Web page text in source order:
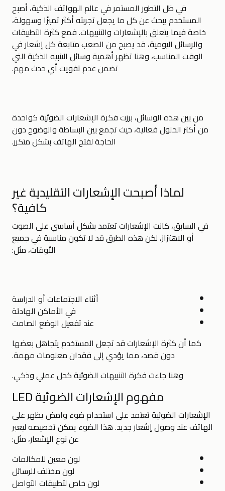
في ظل التطور المستمر في عالم الهواتف الذكية، أصبح
المستخدم يبحث عن كل ما يجعل تجربته أكثر تميزًا وسهولة،
خاصة فيما يتعلق بالإشعارات والتنبيهات. فمع كثرة التطبيقات
والرسائل اليومية، قد يصبح من الصعب متابعة كل إشعار في
الوقت المناسب، وهنا تظهر أهمية وسائل التنبيه الذكية التي
تضمن عدم تفويت أي حدث مهم.
من بين هذه الوسائل، برزت فكرة الإشعارات الضوئية كواحدة
من أكثر الحلول فعالية، حيث تجمع بين البساطة والوضوح دون
الحاجة لفتح الهاتف بشكل متكرر.
لماذا أصبحت الإشعارات التقليدية غير
كافية؟
في السابق، كانت الإشعارات تعتمد بشكل أساسي على الصوت
أو الاهتزاز، لكن هذه الطرق قد لا تكون مناسبة في جميع
الأوقات، مثل:
أثناء الاجتماعات أو الدراسة
في الأماكن الهادئة
عند تفعيل الوضع الصامت
كما أن كثرة الإشعارات قد تجعل المستخدم يتجاهل بعضها
دون قصد، مما يؤدي إلى فقدان معلومات مهمة.
وهنا جاءت فكرة التنبيهات الضوئية كحل عملي وذكي.
مفهوم الإشعارات الضوئية LED
الإشعارات الضوئية تعتمد على استخدام ضوء وامض يظهر على
الهاتف عند وصول إشعار جديد. هذا الضوء يمكن تخصيصه ليعبر
عن نوع الإشعار، مثل:
لون معين للمكالمات
لون مختلف للرسائل
لون خاص لتطبيقات التواصل